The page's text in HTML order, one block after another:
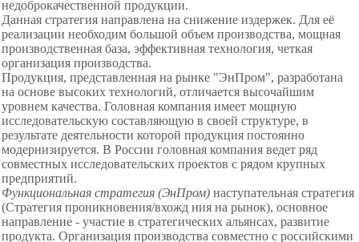
недоброкачественной продукции.
Данная стратегия направлена на снижение издержек. Для её
реализации необходим большой объем производства, мощная
производственная база, эффективная технология, четкая
организация производства.
Продукция, представленная на рынке "ЭнПром", разработана
на основе высоких технологий, отличается высочайшим
уровнем качества. Головная компания имеет мощную
исследовательскую составляющую в своей структуре, в
результате деятельности которой продукция постоянно
модернизируется. В России головная компания ведет ряд
совместных исследовательских проектов с рядом крупных
предприятий.
Функциональная стратегия (ЭнПром) наступательная стратегия
(Стратегия проникновения/вхожд ния на рынок), основное
направление - участие в стратегических альянсах, развитие
продукта. Организация производства совместно с российскими